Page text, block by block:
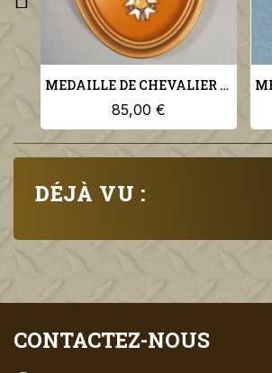
DÉJÀ VU :
MEDAILLE DE CHEVALIER DE L'ORDRE DE LA LEGION D'HONNEUR 3 ème REPUBLIQUE ENCADREE
85,00 €
CONTACTEZ-NOUS